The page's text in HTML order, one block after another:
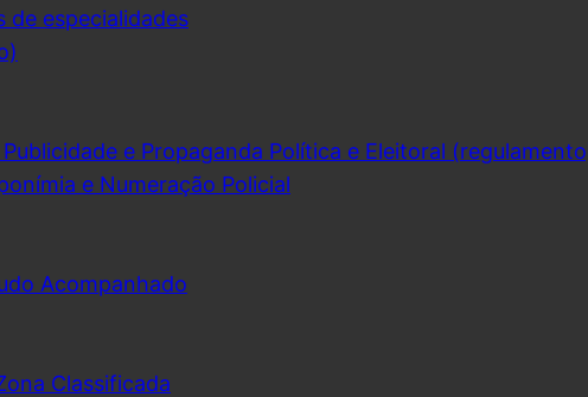
de especialidades
e Propaganda Política e Eleitoral
e Numeração Policial
Acompanhado
Classificada